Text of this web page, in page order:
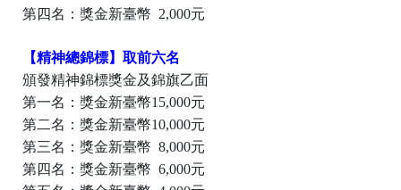
第四名：獎金新臺幣 2,000元
【精神總錦標】 取前六名
頒發精神錦標獎金及錦旗乙面
第一名：獎金新臺幣15,000元
第二名：獎金新臺幣10,000元
第三名：獎金新臺幣 8,000元
第四名：獎金新臺幣 6,000元